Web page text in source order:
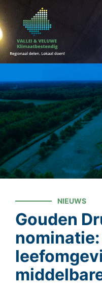
NIEUWS
Gouden